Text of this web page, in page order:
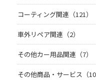
コーティング関連（121）
車外リペア関連（2）
その他カー用品関連（7）
その他商品・サービス（